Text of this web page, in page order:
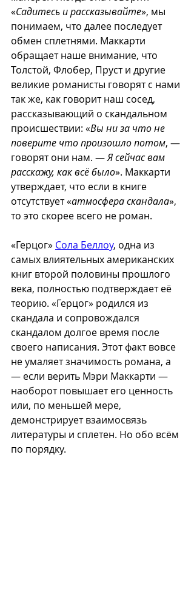
«Садитесь и рассказывайте», мы
понимаем, что далее последует
обмен сплетнями. Маккарти
обращает наше внимание, что
Толстой, Флобер, Пруст и другие
великие романисты говорят с нами
так же, как говорит наш сосед,
рассказывающий о скандальном
происшествии: «Вы ни за что не
поверите что произошло потом, —
говорят они нам. — Я сейчас вам
расскажу, как всё было». Маккарти
утверждает, что если в книге
отсутствует «атмосфера скандала»,
то это скорее всего не роман.
«Герцог» Сола Беллоу, одна из
самых влиятельных американских
книг второй половины прошлого
века, полностью подтверждает её
теорию. «Герцог» родился из
скандала и сопровождался
скандалом долгое время после
своего написания. Этот факт вовсе
не умаляет значимость романа, а
— если верить Мэри Маккарти —
наоборот повышает его ценность
или, по меньшей мере,
демонстрирует взаимосвязь
литературы и сплетен. Но обо всём
по порядку.